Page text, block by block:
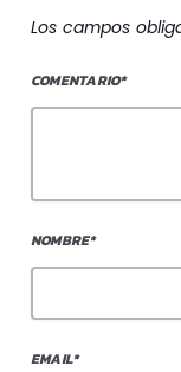
Los campos
COMENTARIO*
NOMBRE*
EMAIL*